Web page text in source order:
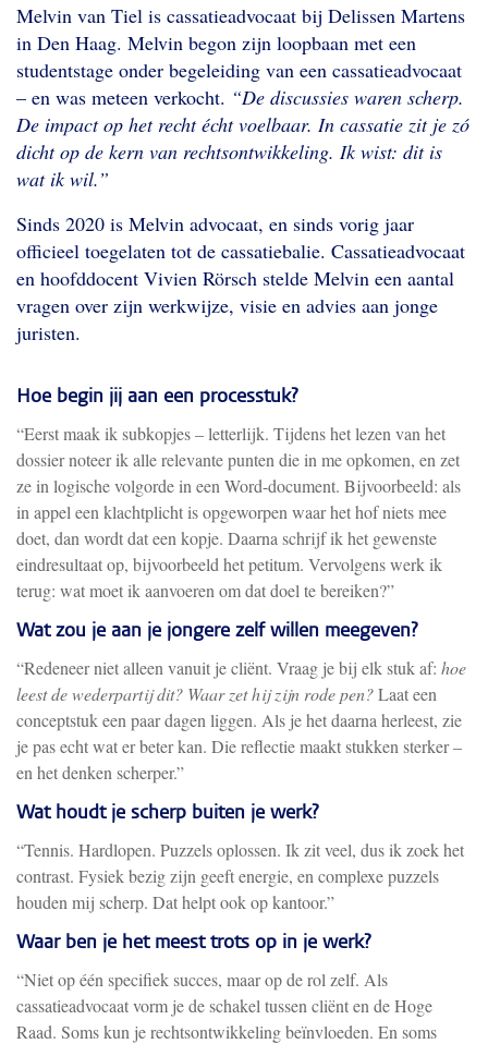
Melvin van Tiel is cassatieadvocaat bij Delissen Martens
in Den Haag. Melvin begon zijn loopbaan met een
studentstage onder begeleiding van een cassatieadvocaat
– en was meteen verkocht. “De discussies waren scherp.
De impact op het recht écht voelbaar. In cassatie zit je zó
dicht op de kern van rechtsontwikkeling. Ik wist: dit is
wat ik wil.”
Sinds 2020 is Melvin advocaat, en sinds vorig jaar
officieel toegelaten tot de cassatiebalie. Cassatieadvocaat
en hoofddocent Vivien Rörsch stelde Melvin een aantal
vragen over zijn werkwijze, visie en advies aan jonge
juristen.
Hoe begin jij aan een processtuk?
“Eerst maak ik subkopjes – letterlijk. Tijdens het lezen van het
dossier noteer ik alle relevante punten die in me opkomen, en zet
ze in logische volgorde in een Word-document. Bijvoorbeeld: als
in appel een klachtplicht is opgeworpen waar het hof niets mee
doet, dan wordt dat een kopje. Daarna schrijf ik het gewenste
eindresultaat op, bijvoorbeeld het petitum. Vervolgens werk ik
terug: wat moet ik aanvoeren om dat doel te bereiken?”
Wat zou je aan je jongere zelf willen meegeven?
“Redeneer niet alleen vanuit je cliënt. Vraag je bij elk stuk af: hoe
leest de wederpartij dit? Waar zet hij zijn rode pen?Laat een
conceptstuk een paar dagen liggen. Als je het daarna herleest, zie
je pas echt wat er beter kan. Die reflectie maakt stukken sterker –
en het denken scherper.”
Wat houdt je scherp buiten je werk?
“Tennis. Hardlopen. Puzzels oplossen. Ik zit veel, dus ik zoek het
contrast. Fysiek bezig zijn geeft energie, en complexe puzzels
houden mij scherp. Dat helpt ook op kantoor.”
Waar ben je het meest trots op in je werk?
“Niet op één specifiek succes, maar op de rol zelf. Als
cassatieadvocaat vorm je de schakel tussen cliënt en de Hoge
Raad. Soms kun je rechtsontwikkeling beïnvloeden. En soms